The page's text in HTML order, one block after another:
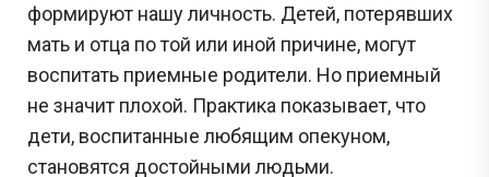
формируют нашу личность. Детей, потерявших
мать и отца по той или иной причине, могут
воспитать приемные родители. Но приемный
не значит плохой. Практика показывает, что
дети, воспитанные любящим опекуном,
становятся достойными людьми.